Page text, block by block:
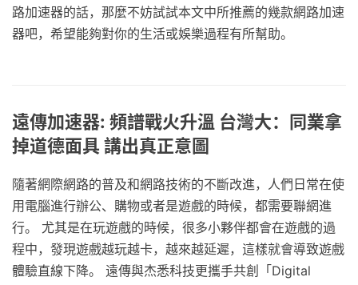
路加速器的話，那麼不妨試試本文中所推薦的幾款網路加速
器吧，希望能夠對你的生活或娛樂過程有所幫助。
遠傳加速器: 頻譜戰火升溫 台灣大：同業拿
掉道德面具 講出真正意圖
隨著網際網路的普及和網路技術的不斷改進，人們日常在使
用電腦進行辦公、購物或者是遊戲的時候，都需要聯網進
行。 尤其是在玩遊戲的時候，很多小夥伴都會在遊戲的過
程中，發現遊戲越玩越卡，越來越延遲，這樣就會導致遊戲
體驗直線下降。 遠傳與杰悉科技更攜手共創「Digital